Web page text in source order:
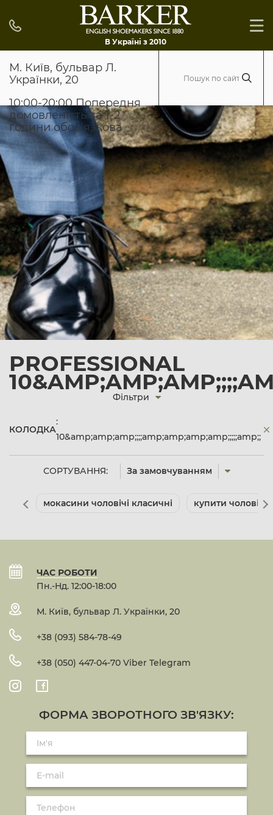
В Україні з 2010
М. Київ, бульвар Л.
Українки, 20
10:00-20:00 Попередня
домовленість за 1-2
години обов'язкова
PROFESSIONAL
СОРТУВАННЯ: За замовчуванням
Фільтри
КОЛОДКА
:
10&amp;amp;amp;;;;amp;amp;amp;amp;;;;;amp;;
мокасини чоловічі класичні купити чоловічі
ЧАС РОБОТИ
Пн.-Нд. 12:00-18:00
М. Київ, бульвар Л. Українки, 20
+38 (093) 584-78-49
+38 (050) 447-04-70 Viber Telegram
ФОРМА ЗВОРОТНОГО ЗВ'ЯЗКУ: